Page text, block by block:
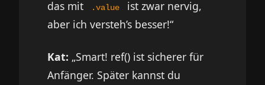
das mit
.value
ist zwar nervig,
aber ich versteh’s besser!“
Kat: „Smart! ref() ist sicherer für
Anfänger. Später kannst du